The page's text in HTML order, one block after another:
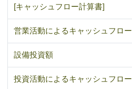
[キャッシュフロー計算書]
営業活動によるキャッシュフロー
設備投資額
投資活動によるキャッシュフロー